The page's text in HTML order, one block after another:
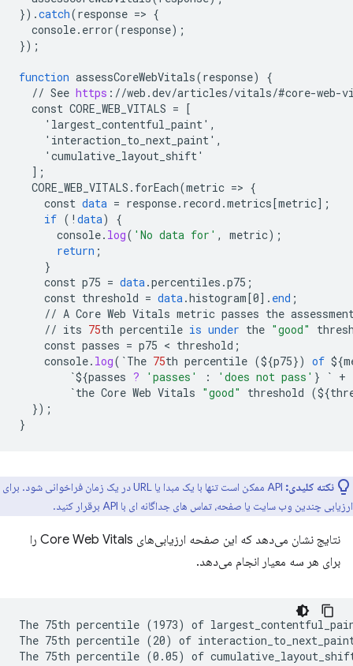
}).catch(response => {
console. error(response);
});
function assessCoreWebVitals(response)
{
// See https : //web .dev/articles/vitals/#core-web-
const CORE_WEB_VITALS = [
    'largest_contentful_paint',
    'interaction_to_next_paint',
    'cumulative_layout_shift'
] ;
CORE_WEB_VITALS . forEach(metric => {
const data = response. record .metrics[metric] ;
if ( ! data)
{
console. log( 'No data for' , metric);
return ;
}
const p75 = data.percentiles .p75 ;
const threshold = data.histogram[0] . end ;
// A Core Web Vitals metric passes the
// its 75th percentile is under the "good"
const passes = p75 < threshold ;
console. log( `The 75th percentile (${p75}) of ${
`${passes ? 'passes' : 'does not pass' } ` +
`the Core Web Vitals "good" threshold (${
});
}
نکته کلیدی:
API ممکن است تنها با یک مبدا یا URL در یک زمان فراخوانی شود. برای
ارزیابی چندین وب سایت یا صفحه، تماس های جداگانه ای با API برقرار کنید.
نتایج نشان می‌دهد که این صفحه ارزیابی‌های Core Web Vitals را
برای هر سه معیار انجام می‌دهد.
The 75th percentile (1973) of
The 75th percentile (20) of